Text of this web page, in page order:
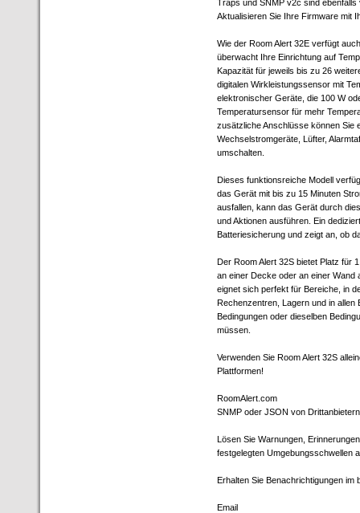
Traps und SNMP v2c sind ebenfalls
Aktualisieren Sie Ihre Firmware mit
Wie der Room Alert 32E verfügt
überwacht Ihre Einrichtung auf
Kapazität für jeweils bis zu 26
digitalen Wirkleistungssensor mit
elektronischer Geräte, die 100 W
Temperatursensor für mehr
zusätzliche Anschlüsse können Sie
Wechselstromgeräte, Lüfter,
umschalten.
Dieses funktionsreiche Modell
das Gerät mit bis zu 15 Minuten
ausfallen, kann das Gerät durch
und Aktionen ausführen. Ein
Batteriesicherung und zeigt an, ob
Der Room Alert 32S bietet Platz für
an einer Decke oder an einer
eignet sich perfekt für Bereiche, in
Rechenzentren, Lagern und in allen
Bedingungen oder dieselben
müssen.
Verwenden Sie Room Alert 32S
Plattformen!
RoomAlert.com
SNMP oder JSON von Drittanbietern
Lösen Sie Warnungen,
festgelegten Umgebungsschwellen
Erhalten Sie Benachrichtigungen im
Email